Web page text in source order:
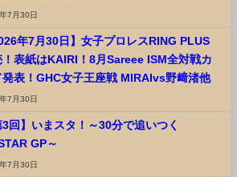
7月30日
年7月30日】女子プロレスRING PLUS
！表紙はKAIRI！8月Sareee ISM全対戦カ
発表！GHC女子王座戦 MIRAIvs野﨑渚他
7月30日
3回】いまスタ！～30分で追いつく
GP～
7月30日